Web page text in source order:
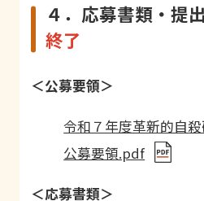
４．応募書類・提
終了
＜公募要領＞
令和７年度革新的自
公募要領.pdf
＜応募書類＞